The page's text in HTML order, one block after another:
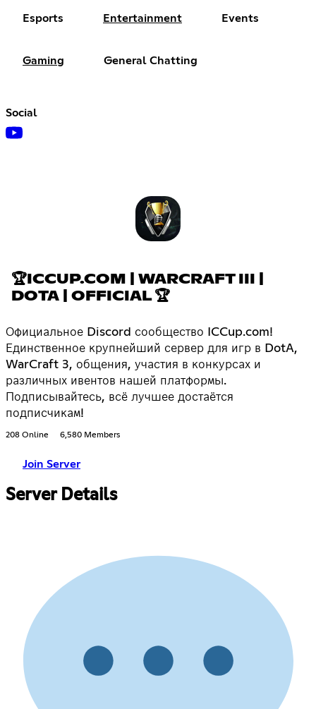
Esports Entertainment Events
Gaming General Chatting
Social
🏆ICCUP.COM | WARCRAFT III |
DOTA | OFFICIAL 🏆
Официальное Discord сообщество ICCup.com!
Единственное крупнейший сервер для игр в DotA,
WarCraft 3, общения, участия в конкурсах и
различных ивентов нашей платформы.
Подписывайтесь, всё лучшее достаётся
подписчикам!
208 Online 6,580 Members
Join Server
Server Details